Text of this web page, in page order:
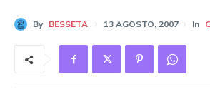
By BESSETA 13 AGOSTO, 2007 In